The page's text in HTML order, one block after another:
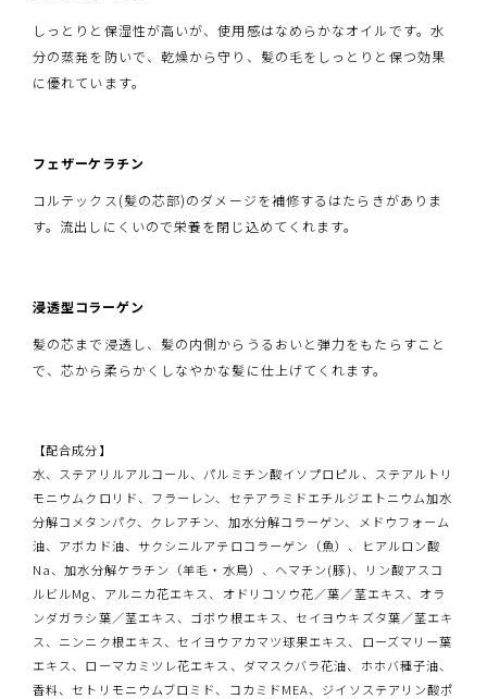
しっとりと保湿性が高いが、使用感はなめらかなオイルです。水
分の蒸発を防いで、乾燥から守り、髪の毛をしっとりと保つ効果
に優れています。
フェザーケラチン
コルテックス(髪の芯部)のダメージを補修するはたらきがありま
す。流出しにくいので栄養を閉じ込めてくれます。
浸透型コラーゲン
髪の芯まで浸透し、髪の内側からうるおいと弾力をもたらすこと
で、芯から柔らかくしなやかな髪に仕上げてくれます。
【配合成分】
水、ステアリルアルコール、パルミチン酸イソプロピル、ステアルトリ
モニウムクロリド、フラーレン、セテアラミドエチルジエトニウム加水
分解コメタンパク、クレアチン、加水分解コラーゲン、メドウフォーム
油、アボカド油、サクシニルアテロコラーゲン（魚）、ヒアルロン酸
Na、加水分解ケラチン（羊毛・水鳥）、ヘマチン(豚)、リン酸アスコ
ルビルMg、アルニカ花エキス、オドリコソウ花／葉／茎エキス、オラ
ンダガラシ葉／茎エキス、ゴボウ根エキス、セイヨウキズタ葉／茎エキ
ス、ニンニク根エキス、セイヨウアカマツ球果エキス、ローズマリー葉
エキス、ローマカミツレ花エキス、ダマスクバラ花油、ホホバ種子油、
香料、セトリモニウムブロミド、コカミドMEA、ジイソステアリン酸ポ